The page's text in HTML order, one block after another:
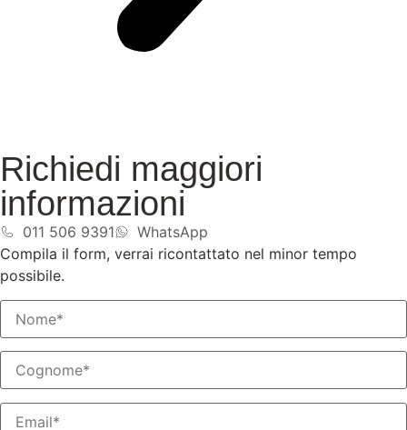
Richiedi maggiori
informazioni
011 506 9391
WhatsApp
Compila il form, verrai ricontattato nel minor tempo
possibile.